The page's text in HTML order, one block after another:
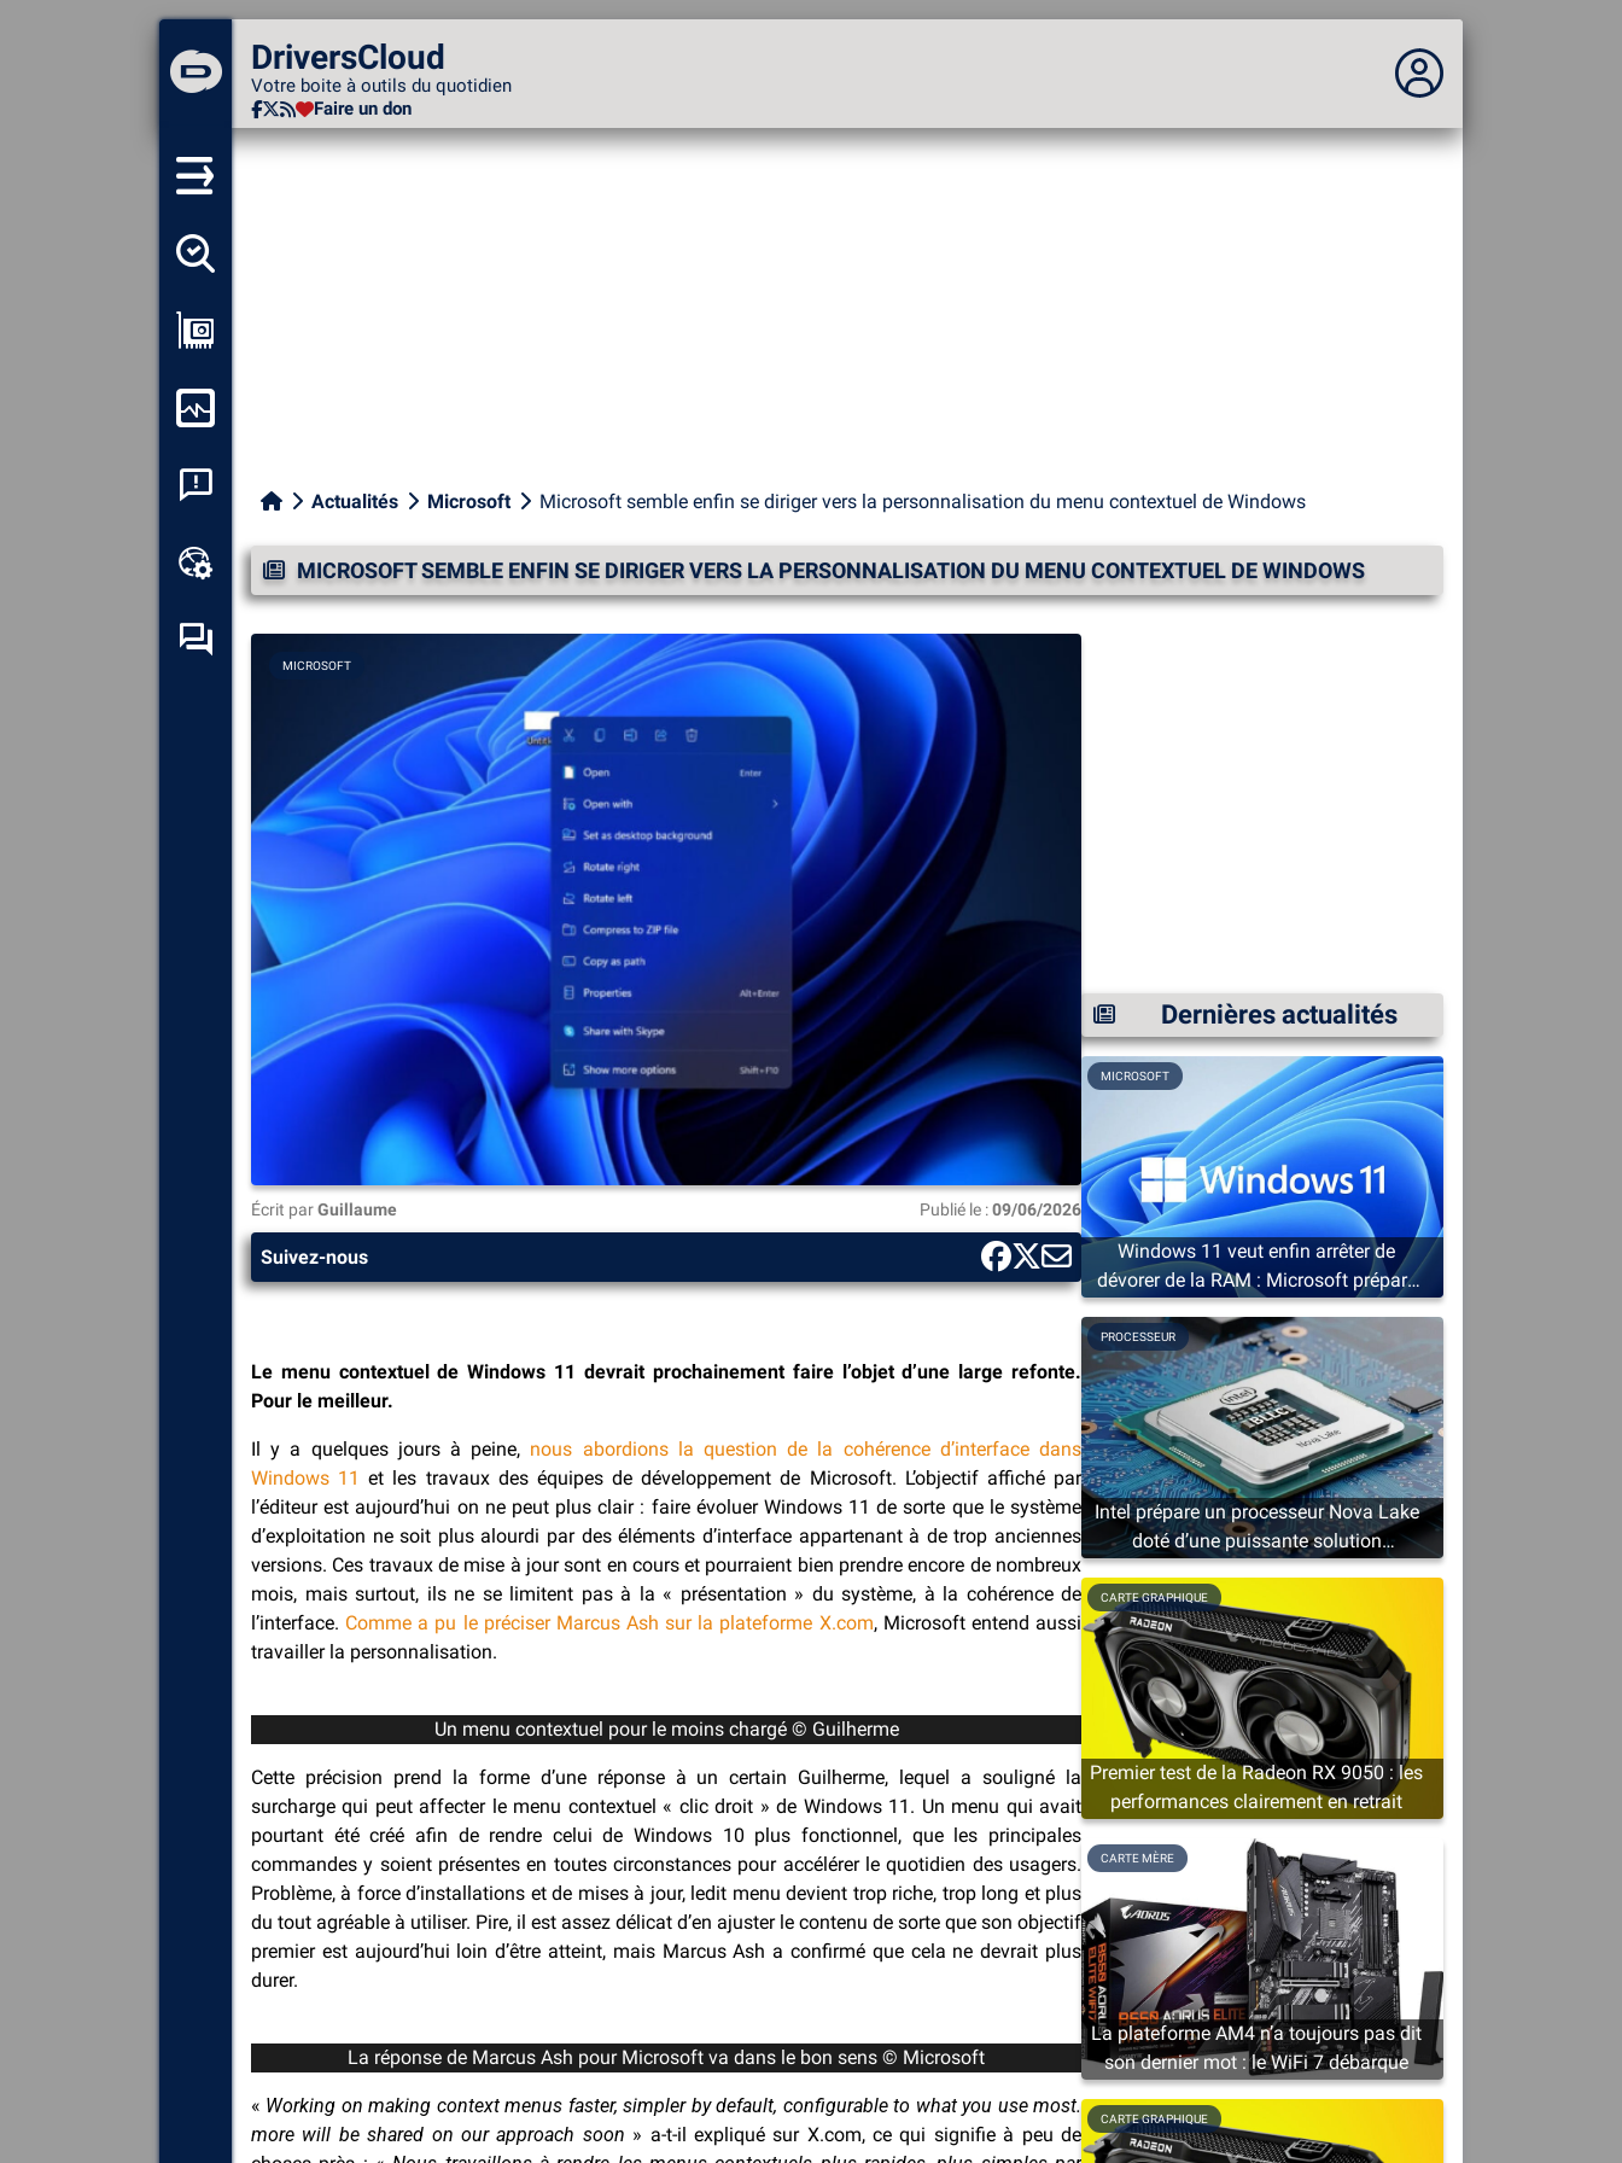
DriversCloud
Votre boite à outils du quotidien
Faire un don
Vous n'êtes pas connecté...
DriversCloud
Votre boite à outils du
quotidien
Faire un don
Boîte à outils en ligne
Forum d’entraide
tous les composants,
périphériques et logiciels
installés sur votre ordinateur.
Diagnostiquezet réparez
toutes les causes provoquant
des plantages (écrans bleus).
Détectezet téléchargez tous
les pilotes manquants ou non
mis à jour sur votre système.
Actualités Microsoft Microsoft semble enfin se diriger vers la personnalisation du menu contextuel de Windows
MICROSOFT SEMBLE ENFIN SE DIRIGER VERS LA PERSONNALISATION DU MENU CONTEXTUEL DE WINDOWS
MICROSOFT
Écrit parGuillaume Publié le :09/06/2026
Suivez-nous
Le menu contextuel de Windows 11 devrait prochainement faire l’objet d’une large refonte.
Pour le meilleur.
Il y a quelques jours à peine, nous abordions la question de la cohérence d’interface dans
Windows 11 et les travaux des équipes de développement de Microsoft. L’objectif affiché par
l’éditeur est aujourd’hui on ne peut plus clair : faire évoluer Windows 11 de sorte que le système
d’exploitation ne soit plus alourdi par des éléments d’interface appartenant à de trop anciennes
versions. Ces travaux de mise à jour sont en cours et pourraient bien prendre encore de nombreux
mois, mais surtout, ils ne se limitent pas à la « présentation » du système, à la cohérence de
l’interface. Comme a pu le préciser Marcus Ash sur la plateforme X.com, Microsoft entend aussi
travailler la personnalisation.
Un menu contextuel pour le moins chargé © Guilherme
Cette précision prend la forme d’une réponse à un certain Guilherme, lequel a souligné la
surcharge qui peut affecter le menu contextuel « clic droit » de Windows 11. Un menu qui avait
pourtant été créé afin de rendre celui de Windows 10 plus fonctionnel, que les principales
commandes y soient présentes en toutes circonstances pour accélérer le quotidien des usagers.
Problème, à force d’installations et de mises à jour, ledit menu devient trop riche, trop long et plus
du tout agréable à utiliser. Pire, il est assez délicat d’en ajuster le contenu de sorte que son objectif
premier est aujourd’hui loin d’être atteint, mais Marcus Ash a confirmé que cela ne devrait plus
durer.
La réponse de Marcus Ash pour Microsoft va dans le bon sens © Microsoft
« Working on making context menus faster, simpler by default, configurable to what you use most.
more will be shared on our approach soon » a-t-il expliqué sur X.com, ce qui signifie à peu de
Dernières actualités
Windows 11 veut enfin arrêter de
dévorer de la RAM : Microsoft prépare
une cure d’amaigrissement
MICROSOFT
Intel prépare un processeur Nova Lake
doté d’une puissante solution
graphique
PROCESSEUR
Premier test de la Radeon RX 9050 : les
performances clairement en retrait
CARTE GRAPHIQUE
La plateforme AM4 n’a toujours pas dit
son dernier mot : le WiFi 7 débarque
CARTE MÈRE
CARTE GRAPHIQUE